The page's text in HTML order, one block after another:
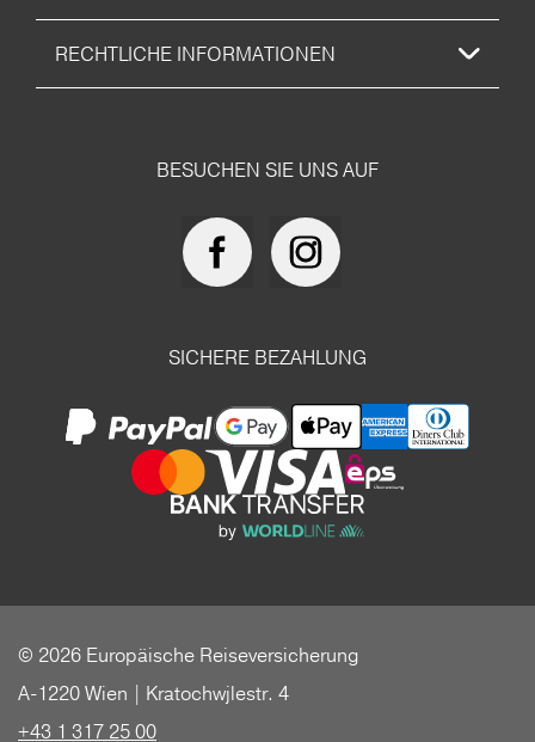
RECHTLICHE INFORMATIONEN
BESUCHEN SIE UNS AUF
SICHERE BEZAHLUNG
© 2026 Europäische Reiseversicherung
A-1220 Wien | Kratochwjlestr. 4
+43 1 317 25 00